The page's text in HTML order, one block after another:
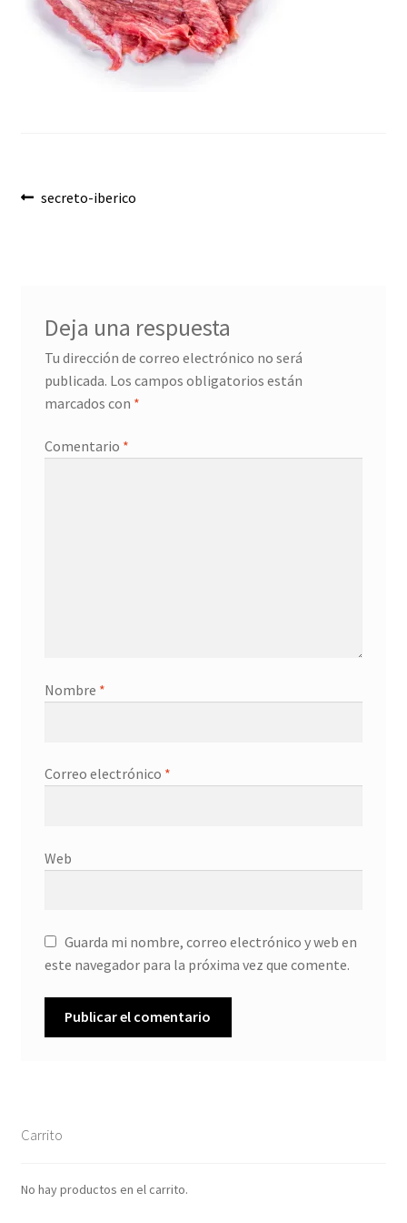
Finalizar compra
Mi cuenta
Pescados y Mariscos
Política de Privacidad Y Cookies
Navegación
Anterior:
secreto-iberico
Deja una respuesta
Tu dirección de correo electrónico no será
publicada. Los campos obligatorios están
marcados con *
Comentario *
Nombre *
Correo electrónico *
Web
Guarda mi nombre, correo electrónico y web en
este navegador para la próxima vez que comente.
Carrito
No hay productos en el carrito.